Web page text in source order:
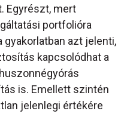
Egyrészt, mert
portfolióra
gyakorlatban azt jelenti,
kapcsolódhat a
is. Emellett szintén
jelenlegi értékére